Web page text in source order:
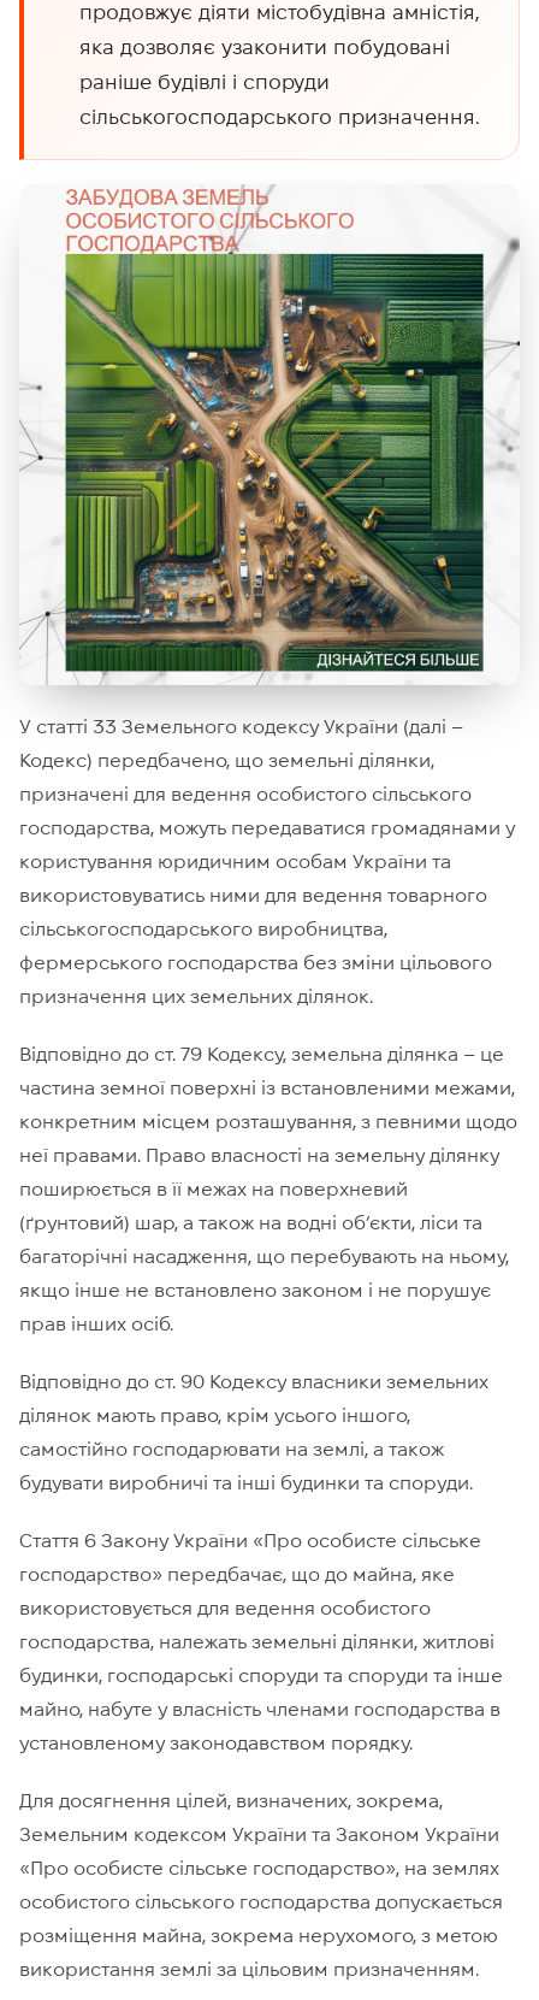
продовжує діяти містобудівна амністія,
яка дозволяє узаконити побудовані
раніше будівлі і споруди
сільськогосподарського призначення.
У статті 33 Земельного кодексу України (далі –
Кодекс) передбачено, що земельні ділянки,
призначені для ведення особистого сільського
господарства, можуть передаватися громадянами у
користування юридичним особам України та
використовуватись ними для ведення товарного
сільськогосподарського виробництва,
фермерського господарства без зміни цільового
призначення цих земельних ділянок.
Відповідно до ст. 79 Кодексу, земельна ділянка – це
частина земної поверхні із встановленими межами,
конкретним місцем розташування, з певними щодо
неї правами. Право власності на земельну ділянку
поширюється в її межах на поверхневий
(ґрунтовий) шар, а також на водні об’єкти, ліси та
багаторічні насадження, що перебувають на ньому,
якщо інше не встановлено законом і не порушує
прав інших осіб.
Відповідно до ст. 90 Кодексу власники земельних
ділянок мають право, крім усього іншого,
самостійно господарювати на землі, а також
будувати виробничі та інші будинки та споруди.
Стаття 6 Закону України «Про особисте сільське
господарство» передбачає, що до майна, яке
використовується для ведення особистого
господарства, належать земельні ділянки, житлові
будинки, господарські споруди та споруди та інше
майно, набуте у власність членами господарства в
установленому законодавством порядку.
Для досягнення цілей, визначених, зокрема,
Земельним кодексом України та Законом України
«Про особисте сільське господарство», на землях
особистого сільського господарства допускається
розміщення майна, зокрема нерухомого, з метою
використання землі за цільовим призначенням.